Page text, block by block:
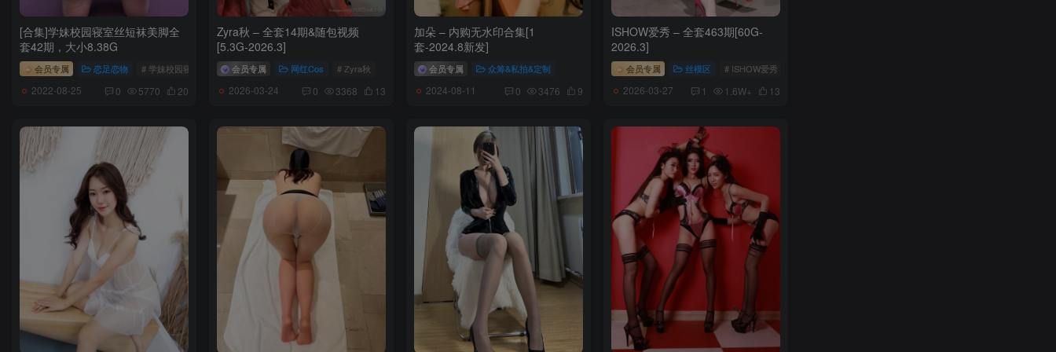
[合集]学妹校园寝室丝短袜美脚全
套42期，大小8.38G
会员专属 恋足恋物 # 学妹校园寝室丝短袜美脚
2022-08-25 0 5770 20
Zyra秋 – 全套14期&随包视频
[5.3G-2026.3]
会员专属 网红Cos # Zyra秋
2026-03-24 0 3368 13
加朵 – 内购无水印合集[1
套-2024.8新发]
会员专属 众筹&私拍&定制
2024-08-11 0 3476 9
ISHOW爱秀 – 全套463期[60G-
2026.3]
会员专属 丝模区 # ISHOW爱秀
2026-03-27 1 1.6W+ 13